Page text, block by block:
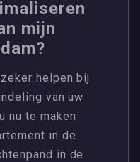
mijn
helpen bij
van uw
nu te maken
in de
in de